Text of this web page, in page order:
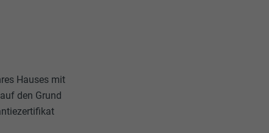
Hauses mit
den Grund